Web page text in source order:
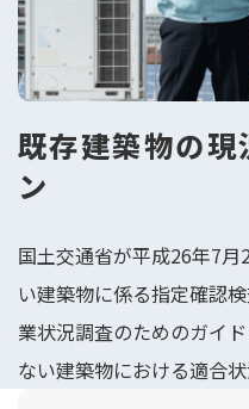
既存建築物の現
ン
国土交通省が平成26年7
い建築物に係る指定確認
業状況調査のためのガイ
ない建築物における適合状